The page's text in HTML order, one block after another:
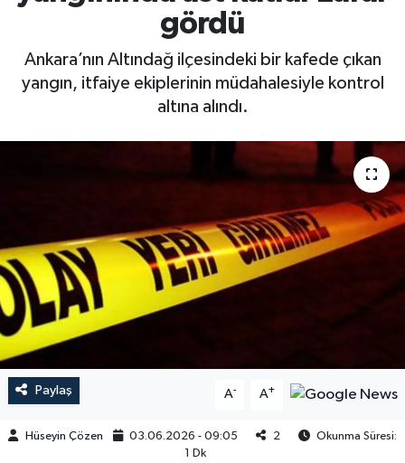
gördü
Ankara’nın Altındağ ilçesindeki bir kafede çıkan
yangın, itfaiye ekiplerinin müdahalesiyle kontrol
altına alındı.
Paylaş A- A+
Hüseyin Çözen 03.06.2026 - 09:05 2
Okunma Süresi:
1 Dk